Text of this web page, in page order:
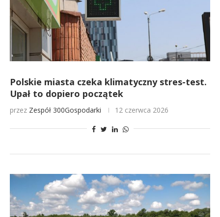
Polskie miasta czeka klimatyczny stres-test.
Upał to dopiero początek
przez Zespół 300Gospodarki 12 czerwca 2026